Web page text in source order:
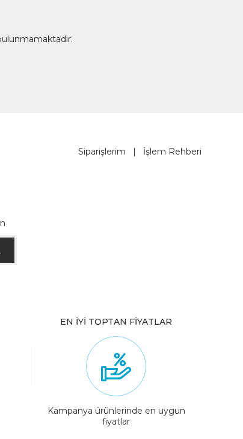
Siparişlerim İşlem Rehberi
EN İYİ TOPTAN FİYATLAR
Kampanya ürünlerinde en uygun
fiyatlar